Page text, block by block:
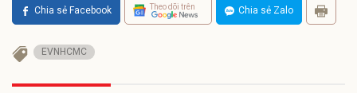
Chia sẻ Facebook Theo dõi trên Chia sẻ Zalo
EVNHCMC